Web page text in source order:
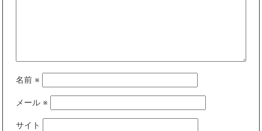
名前 ※
メール ※
サイト